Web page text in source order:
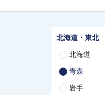
北海道・東北
北海道
青森
岩手